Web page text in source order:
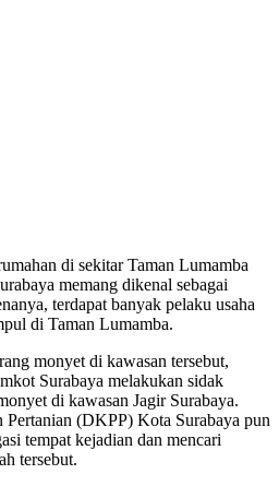
di sekitar Taman Lumamba
memang dikenal sebagai
terdapat banyak pelaku usaha
di Taman Lumamba.
monyet di kawasan tersebut,
Surabaya melakukan sidak
di kawasan Jagir Surabaya.
Pertanian (DKPP) Kota Surabaya pun
tempat kejadian dan mencari
tersebut.